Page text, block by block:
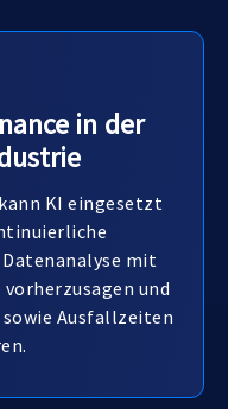
in der
KI eingesetzt
mit
und
Ausfallzeiten